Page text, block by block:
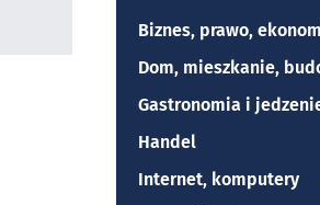
Biznes, prawo,
Dom, mieszkanie,
Gastronomia i
Handel
Internet, komputery